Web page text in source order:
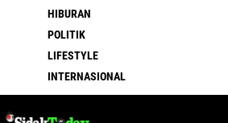
HIBURAN
POLITIK
LIFESTYLE
INTERNASIONAL